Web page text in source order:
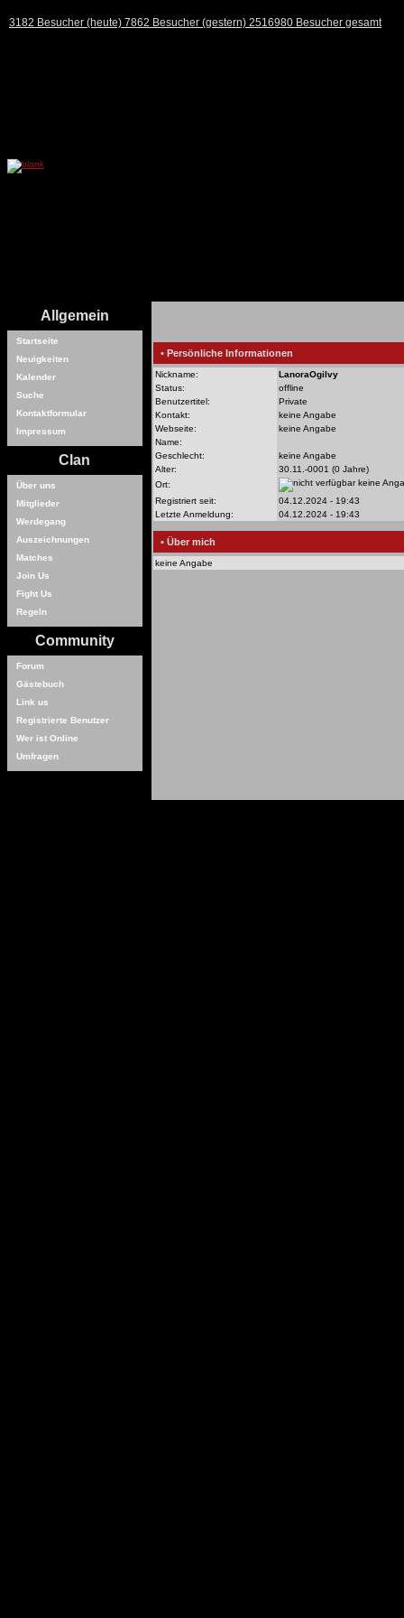
3182 Besucher (heute) 7862 Besucher (gestern) 2516980 Besucher gesamt
Allgemein
Startseite
Neuigkeiten
Kalender
Suche
Kontaktformular
Impressum
Clan
Über uns
Mitglieder
Werdegang
Auszeichnungen
Matches
Join Us
Fight Us
Regeln
Community
Forum
Gästebuch
Link us
Registrierte Benutzer
Wer ist Online
Umfragen
• Persönliche Informationen
Nickname:
LanoraOgilvy
Status:
offline
Benutzertitel:
Private
Kontakt:
keine Angabe
Webseite:
keine Angabe
Name:
Geschlecht:
keine Angabe
Alter:
30.11.-0001 (0 Jahre)
Ort:
keine
Registriert seit:
04.12.2024 - 19:43
Letzte Anmeldung:
04.12.2024 - 19:43
• Über mich
keine Angabe